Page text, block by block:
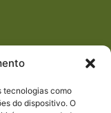
tecnologias como
do dispositivo. O